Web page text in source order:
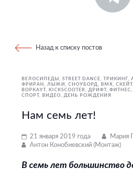
Назад к списку постов
ВЕЛОСИПЕДЫ STREET DANCE
ТРИКИНГ,
ФРИРАН
ЛЫЖИ, СНОУБОРД BMX,
ВОРКАУТ
KICKSCOOTER ДРИФТ ФИТНЕС,
СПОРТ
ВИДЕО ДЕНЬ РОЖДЕНИЯ
Нам семь лет!
21 января 2019 года
Мария
Антон Конобиевский (Монтаж)
В семь лет большинство